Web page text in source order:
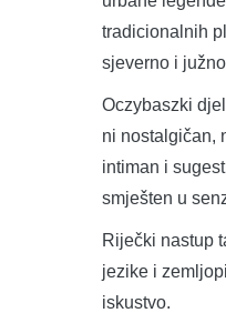
tradicionalnih
sjeverno i
Oczybaszki
ni nostalgičan,
intiman i
smješten u
Riječki nastup
jezike i
iskustvo.